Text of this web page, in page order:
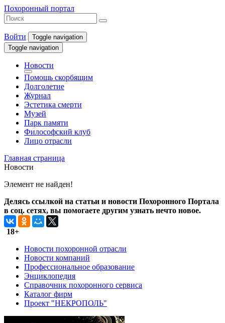
Похоронный портал
Войти
Toggle navigation
Toggle navigation
Новости
Помощь скорбящим
Долголетие
Журнал
Эстетика смерти
Музей
Парк памяти
Философский клуб
Лицо отрасли
Главная страница
Новости
Элемент не найден!
Делясь ссылкой на статьи и новости Похоронного Портала
в соц. сетях, вы помогаете другим узнать нечто новое.
18+
Новости похоронной отрасли
Новости компаний
Профессиональное образование
Энциклопедия
Справочник похоронного сервиса
Каталог фирм
Проект "НЕКРОПОЛЬ"